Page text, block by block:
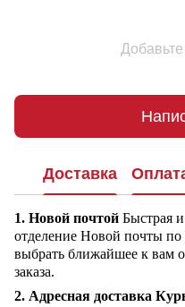
Доставка
1. Новой почтой Быстрая
отделение Новой почты
выбрать ближайшее к вам
заказа.
2. Адресная доставка